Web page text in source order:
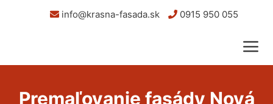
info@krasna-fasada.sk 0915 950 055
Premaľovanie fasády Nová